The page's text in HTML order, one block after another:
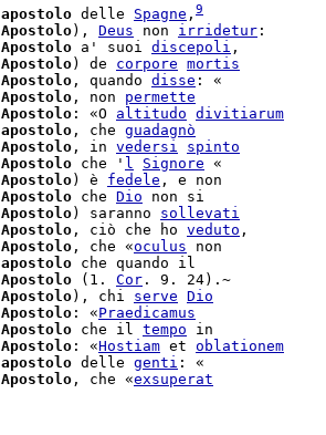
apostolo delle Spagne , 9
Apostolo), Deus non irridetur :
Apostolo a' suoi discepoli ,
Apostolo) de corpore mortis
Apostolo , quando disse : «
Apostolo , non permette
Apostolo : «O altitudo divitiarum
apostolo , che guadagnò
Apostolo , in vedersi
spinto
Apostolo che ' l Signore «
Apostolo) è fedele , e non
Apostolo che Dio non si
Apostolo) saranno sollevati
Apostolo , ciò che ho veduto ,
Apostolo , che «oculus non
apostolo che quando il
Apostolo (1. Cor
Apostolo), chi serve Dio
Apostolo : «Praedicamus
Apostolo che il tempo in
Apostolo : «Hostiam et oblationem
apostolo delle genti : «
Apostolo , che «exsuperat